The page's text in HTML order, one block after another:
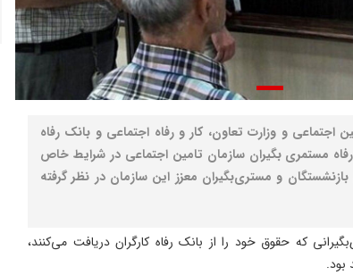
اجتماعی و وزارت تعاون، کار و رفاه اجتماعی و بانک رفاه
رفاه مستمری بگیران سازمان تامین اجتماعی در شرایط خاص
و مستری‌بگیران معزز این سازمان در نظر گرفته
که حقوق خود را از بانک رفاه کارگران دریافت می‌کنند،